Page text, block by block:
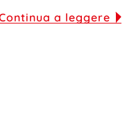
a leggere